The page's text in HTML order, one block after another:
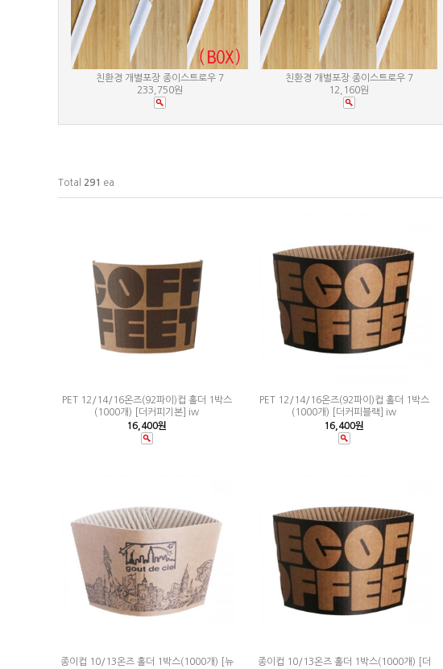
친환경 개별포장 종이스트로우 7
233,750원
친환경 개별포장 종이스트로우 7
12,160원
Total 291 ea
PET 12/14/16온즈(92파이)컵 홀더 1박스
(1000개) [더커피기본] iw
16,400원
PET 12/14/16온즈(92파이)컵 홀더 1박스
(1000개) [더커피블랙] iw
16,400원
종이컵 10/13온즈 홀더 1박스(1000개) [뉴
종이컵 10/13온즈 홀더 1박스(1000개) [더